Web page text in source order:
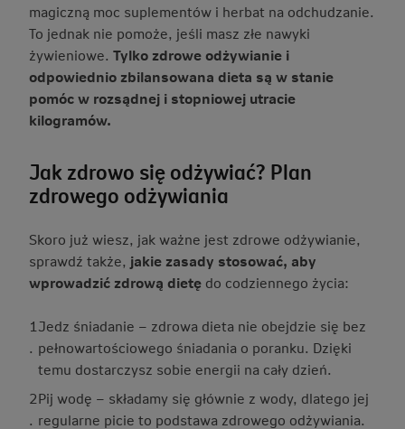
magiczną moc suplementów i herbat na odchudzanie.
To jednak nie pomoże, jeśli masz złe nawyki
żywieniowe. Tylko zdrowe odżywianie i
odpowiednio zbilansowana dieta są w stanie
pomóc w rozsądnej i stopniowej utracie
kilogramów.
Jak zdrowo się odżywiać? Plan
zdrowego odżywiania
Skoro już wiesz, jak ważne jest zdrowe odżywianie,
sprawdź także, jakie zasady stosować, aby
wprowadzić zdrową dietę do codziennego życia:
1
.
Jedz śniadanie – zdrowa dieta nie obejdzie się bez
pełnowartościowego śniadania o poranku. Dzięki
temu dostarczysz sobie energii na cały dzień.
2
.
Pij wodę – składamy się głównie z wody, dlatego jej
regularne picie to podstawa zdrowego odżywiania.